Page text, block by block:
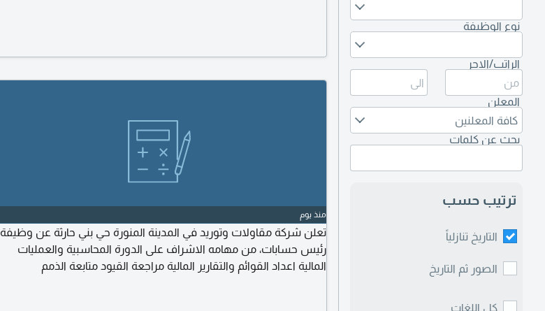
نوع الوظيفة
الراتب/الاجر
المعلن
كافة المعلنين
بحث عن كلمات
ترتيب حسب
التاريخ تنازلياً
الصور ثم التاريخ
كل اللغات
منذ يوم
تعلن شركة مقاولات وتوريد في المدينة المنورة حي بني حارثة عن وظيفة
رئيس حسابات، من مهامه الاشراف على الدورة المحاسبية والعمليات
المالية اعداد القوائم والتقارير المالية مراجعة القيود متابعة الذمم